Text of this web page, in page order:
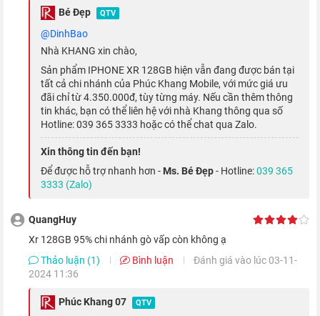
Tone
iPhone XR sử dụng thiết kế tràn viền, giúp cho dù màn hình dù
lớn tới 6.1 inch nhưng XR vẫn nhỏ gọn hơn so với iPhone 8
Plus, dễ dàng cầm nắm thao tác bằng một tay.
iPhone Xr được Apple trang bị màn hình Liquid Retina sắc nét,
màu sắc chính xác, độ sáng cao, tái tạo cuộc sống vô cùng
Bé Đẹp QTV
@DinhBao
Nhà KHANG xin chào,
Sản phẩm IPHONE XR 128GB hiện vẫn đang được bán tại
tất cả chi nhánh của Phúc Khang Mobile, với mức giá ưu
đãi chỉ từ 4.350.000đ, tùy từng máy. Nếu cần thêm thông
tin khác, bạn có thể liên hệ với nhà Khang thông qua số
Hotline: 039 365 3333 hoặc có thể chat qua Zalo.
Xin thông tin đến bạn!
Để được hỗ trợ nhanh hơn - Ms. Bé Đẹp- Hotline:039 365
3333 (Zalo)
QuangHuy
Xr 128GB 95% chi nhánh gò vấp còn không ạ
Thảo luận (1)
Bình luận
Đánh giá vào lúc 03-11-
2024 11:36
Phúc Khang 07 QTV